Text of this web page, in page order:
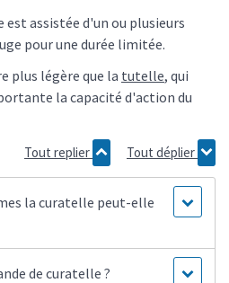
est assistée d'un ou plusieurs
pour une durée limitée.
plus légère que la tutelle, qui
la capacité d'action du
Tout replier Tout déplier
la curatelle peut-elle
de curatelle ?